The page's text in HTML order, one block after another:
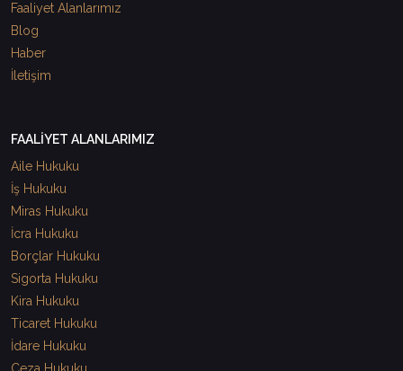
Faaliyet Alanlarımız
Blog
Haber
İletişim
FAALİYET ALANLARIMIZ
Aile Hukuku
İş Hukuku
Miras Hukuku
İcra Hukuku
Borçlar Hukuku
Sigorta Hukuku
Kira Hukuku
Ticaret Hukuku
İdare Hukuku